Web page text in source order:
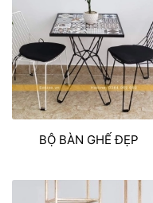
BỘ BÀN GHẾ ĐẸP